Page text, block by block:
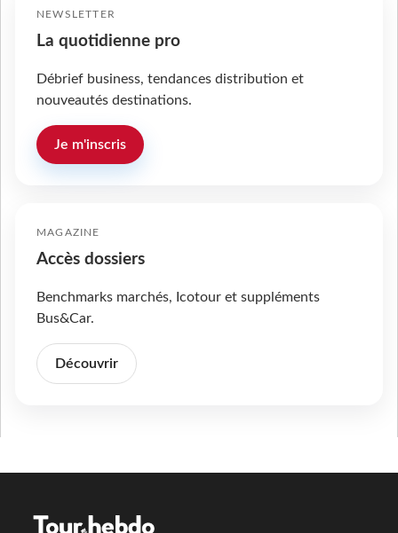
NEWSLETTER
La quotidienne pro
Débrief business, tendances distribution et
nouveautés destinations.
Je m'inscris
MAGAZINE
Accès dossiers
Benchmarks marchés, Icotour et suppléments
Bus&Car.
Découvrir